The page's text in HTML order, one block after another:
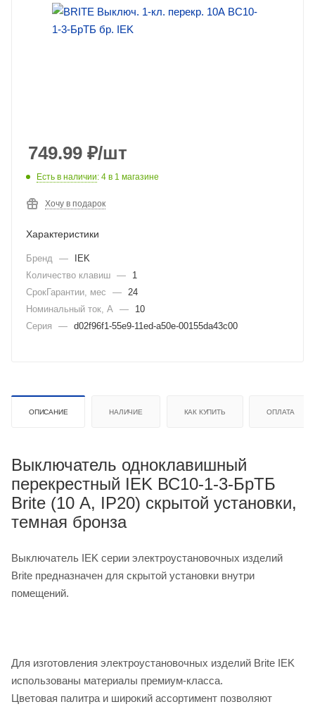
749.99 ₽/шт
Есть в наличии: 4 в 1 магазине
Хочу в подарок
Характеристики
Бренд —
IEK
Количество клавиш —
1
СрокГарантии, мес
—
24
Номинальный ток, А
—
10
Серия
— d02f96f1-55e9-11ed-a50e-00155da43c00
ОПИСАНИЕ НАЛИЧИЕ КАК КУПИТЬ ОПЛАТА
Выключатель одноклавишный
перекрестный IEK ВС10-1-3-БрТБ
Brite (10 А, IP20) скрытой установки,
темная бронза
Выключатель IEK серии электроустановочных изделий
Brite предназначен для скрытой установки внутри
помещений.
Для изготовления электроустановочных изделий Brite IEK
использованы материалы премиум-класса.
Цветовая палитра и широкий ассортимент позволяют